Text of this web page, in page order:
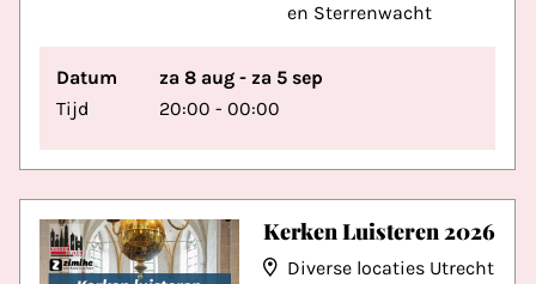
en Sterrenwacht
Datum
za 8 aug - za 5 sep
Tijd
20:00 - 00:00
Kerken Luisteren 2026
Diverse locaties Utrecht